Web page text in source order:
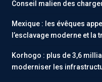
Conseil malien des
Mexique : les évêques
l’esclavage moderne et la
Korhogo : plus de 3,6
moderniser les